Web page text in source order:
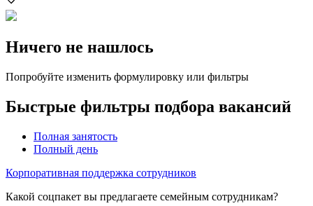
Ничего не нашлось
Попробуйте изменить формулировку или фильтры
Быстрые фильтры подбора вакансий
Полная занятость
Полный день
Корпоративная поддержка сотрудников
Какой соцпакет вы предлагаете семейным сотрудникам?